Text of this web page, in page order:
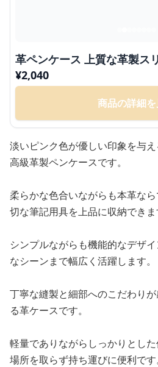
革ペンケース 上質な革製ス
¥2,040
商品の詳細
淡いピンク色が優しい印象を与
高級革製ペンケースです。
柔らかな色合いながらも本革な
切な筆記用具を上品に収納できま
シンプルながらも機能的なデザ
なシーンまで幅広く活躍します。
丁寧な縫製と細部へのこだわり
る革ケースです。
軽量でありながらしっかりとし
場所を取らず持ち運びに便利です